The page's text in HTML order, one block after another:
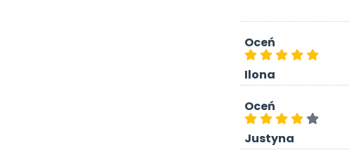
Oceń
Ilona
Oceń
Justyna